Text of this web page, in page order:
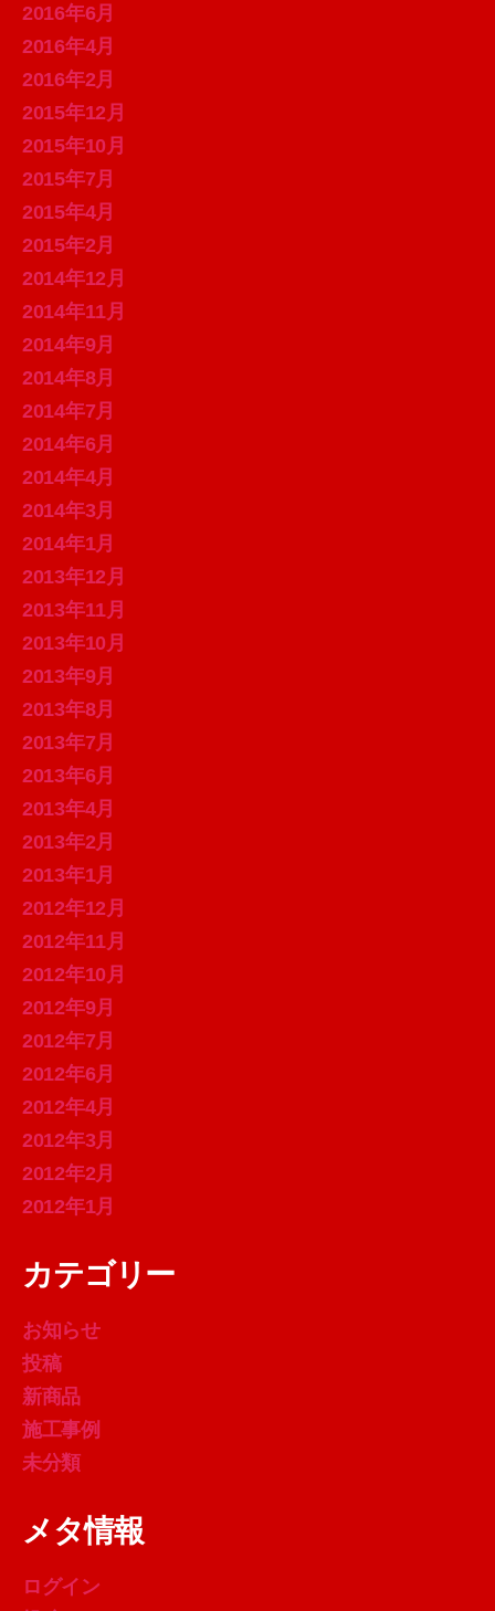
2016年6月
2016年4月
2016年2月
2015年12月
2015年10月
2015年7月
2015年4月
2015年2月
2014年12月
2014年11月
2014年9月
2014年8月
2014年7月
2014年6月
2014年4月
2014年3月
2014年1月
2013年12月
2013年11月
2013年10月
2013年9月
2013年8月
2013年7月
2013年6月
2013年4月
2013年2月
2013年1月
2012年12月
2012年11月
2012年10月
2012年9月
2012年7月
2012年6月
2012年4月
2012年3月
2012年2月
2012年1月
カテゴリー
お知らせ
投稿
新商品
施工事例
未分類
メタ情報
ログイン